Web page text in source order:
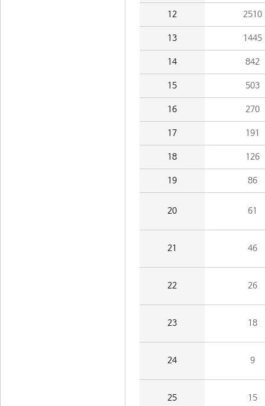
12 2510
13 1445
14 842
15 503
16 270
17 191
18 126
19 86
20 61
21 46
22 26
23 18
24 9
25 15